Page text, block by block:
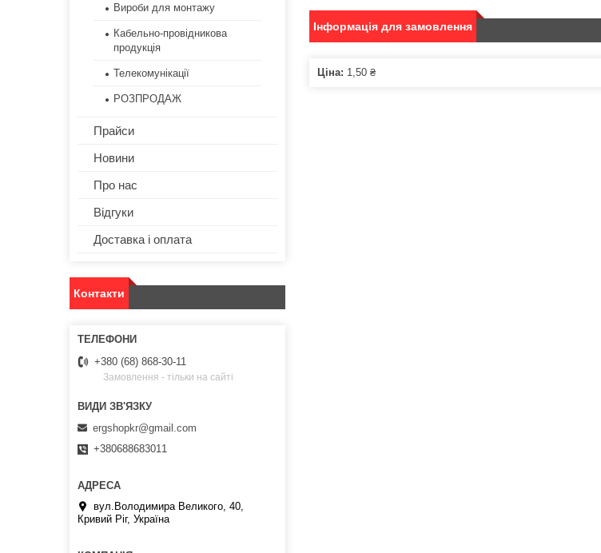
Інформація для замовлення
Ціна: 1,50 ₴
Вироби для монтажу
Кабельно-провідникова
продукція
Телекомунікації
РОЗПРОДАЖ
Прайси
Новини
Про нас
Відгуки
Доставка і оплата
Контакти
+380 (68) 868-30-11
Замовлення - тільки на сайті
ergshopkr@gmail.com
+380688683011
вул.Володимира Великого, 40,
Кривий Ріг, Україна